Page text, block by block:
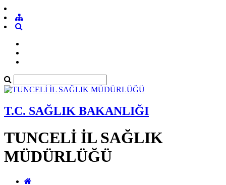
T.C. SAĞLIK BAKANLIĞI
TUNCELİ İL SAĞLIK
MÜDÜRLÜĞÜ